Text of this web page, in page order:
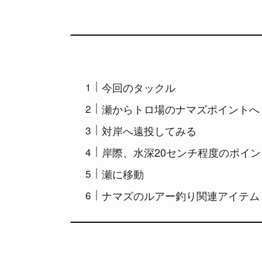
今回のタックル
瀬からトロ場のナマズポイントへ
対岸へ遠投してみる
岸際、水深20センチ程度のポイ
瀬に移動
ナマズのルアー釣り関連アイテム